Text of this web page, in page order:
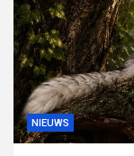
NIEUWS